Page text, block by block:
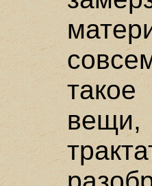
вещи,